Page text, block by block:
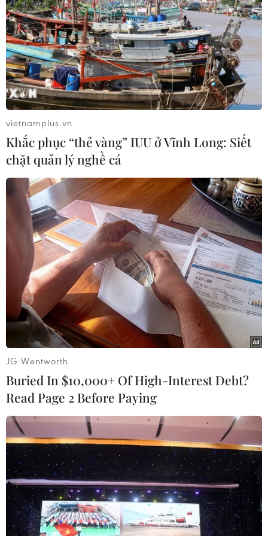
Thi vào lớp 10 - Thi THPT
Phó Thủ tướng Lê Tiến Châu: Tiếp tục giữ ổn
định Kỳ thi tốt nghiệp THPT
Thành phố Hồ Chí Minh tuyển bổ sung gần
3.500 chỉ tiêu lớp 10 công lập
Vụ điểm Toán tại Tuyên Quang: Rút vụ án về Cơ
quan An ninh điều tra Bộ Công an
Đắk Lắk tuyển sinh bổ sung hơn 2.700 chỉ tiêu
vào lớp 10 công lập
Phú Thọ không phát hiện dấu hiệu bất
thường trong Kỳ thi tốt nghiệp THPT
TIN LIÊN QUAN
vietnamplus.vn
Khắc phục “thẻ vàng” IUU ở Vĩnh Long: Siết
chặt quản lý nghề cá
JG Wentworth
Buried In $10,000+ Of High-Interest Debt?
Read Page 2 Before Paying